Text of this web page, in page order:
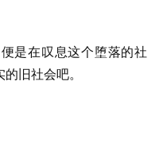
是在叹息这个堕落的社
旧社会吧。